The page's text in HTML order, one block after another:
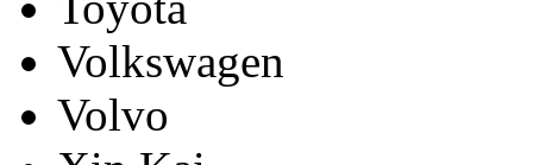
Volkswagen
Volvo